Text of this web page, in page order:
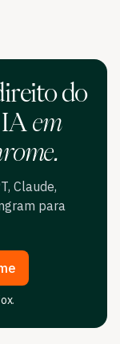
do
IA em
Claude,
para
.